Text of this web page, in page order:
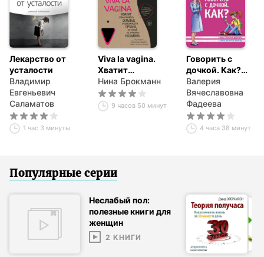
Лекарство от
усталости
Владимир
Евгеньевич
Саламатов
1 час 3 минуты
Viva la vagina.
Хватит
замалчивать
скрытые
возможности
органа, который
Нина Брокманн
9 часов 50 минут
Говорить с
дочкой. Как?
Самые сложные
вопросы. Самые
важные ответы
Валерия
Вячеславовна
Фадеева
4 часа 38 минут
Популярные серии
Неслабый пол:
полезные книги для
женщин
2 КНИГИ